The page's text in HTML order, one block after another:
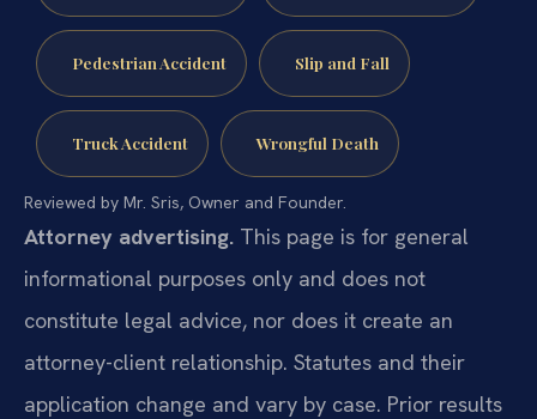
Pedestrian Accident Slip and Fall
Truck Accident Wrongful Death
Reviewed by Mr. Sris, Owner and Founder.
Attorney advertising. This page is for general
informational purposes only and does not
constitute legal advice, nor does it create an
attorney-client relationship. Statutes and their
application change and vary by case. Prior results